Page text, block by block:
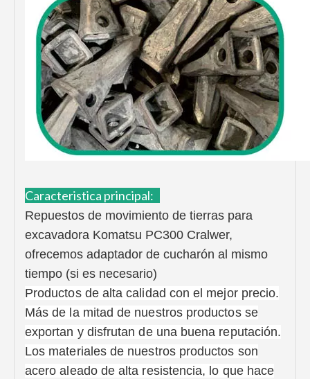
Caracteristica principal:
Repuestos de movimiento de tierras para
excavadora Komatsu PC300 Cralwer,
ofrecemos adaptador de cucharón al mismo
tiempo (si es necesario)
Productos de alta calidad con el mejor precio.
Más de la mitad de nuestros productos se
exportan y disfrutan de una buena reputación.
Los materiales de nuestros productos son
acero aleado de alta resistencia, lo que hace